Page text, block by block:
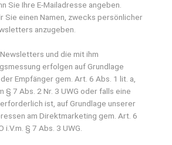
Sie Ihre E-Mailadresse angeben.
Sie einen Namen, zwecks persönlicher
anzugeben.
und die mit ihm
erfolgen auf Grundlage
Empfänger gem. Art. 6 Abs. 1 lit. a,
§ 7 Abs. 2 Nr. 3 UWG oder falls eine
ist, auf Grundlage unserer
am Direktmarketing gem. Art. 6
i.V.m. § 7 Abs. 3 UWG.